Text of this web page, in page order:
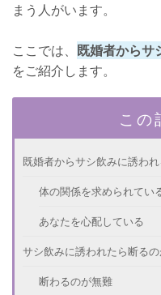
まう人がいます。
ここでは、 既婚者からサ
をご紹介します。
この
既婚者からサシ飲みに誘わ
体の関係を求められてい
あなたを心配している
サシ飲みに誘われたら断るの
断わるのが無難